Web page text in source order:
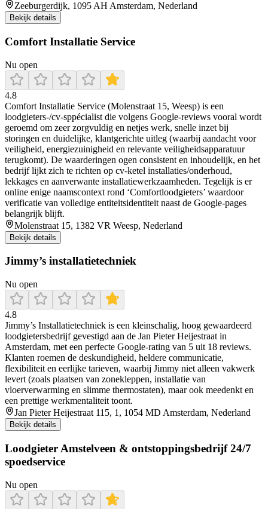
Zeeburgerdijk, 1095 AH Amsterdam, Nederland
Bekijk details
Comfort Installatie Service
Nu open
4.8
Comfort Installatie Service (Molenstraat 15, Weesp) is een
loodgieters-/cv-sppécialist die volgens Google-reviews vooral wordt
geroemd om zeer zorgvuldig en netjes werk, snelle inzet bij
storingen en duidelijke, klantgerichte uitleg (waarbij aandacht voor
veiligheid, energiezuinigheid en relevante veiligheidsapparatuur
terugkomt). De waarderingen ogen consistent en inhoudelijk, en het
bedrijf lijkt zich te richten op cv-ketel installaties/onderhoud,
lekkages en aanverwante installatiewerkzaamheden. Tegelijk is er
online enige naamscontext rond ‘Comfortloodgieters’ waardoor
verificatie van volledige entiteitsidentiteit naast de Google-pages
belangrijk blijft.
Molenstraat 15, 1382 VR Weesp, Nederland
Bekijk details
Jimmy’s installatietechniek
Nu open
4.8
Jimmy’s Installatietechniek is een kleinschalig, hoog gewaardeerd
loodgietersbedrijf gevestigd aan de Jan Pieter Heijestraat in
Amsterdam, met een perfecte Google-rating van 5 uit 18 reviews.
Klanten roemen de deskundigheid, heldere communicatie,
flexibiliteit en eerlijke tarieven, waarbij Jimmy niet alleen vakwerk
levert (zoals plaatsen van zonekleppen, installatie van
vloerverwarming en slimme thermostaten), maar ook meedenkt en
een prettige werkmentaliteit toont.
Jan Pieter Heijestraat 115, 1, 1054 MD Amsterdam, Nederland
Bekijk details
Loodgieter Amstelveen & ontstoppingsbedrijf 24/7
spoedservice
Nu open